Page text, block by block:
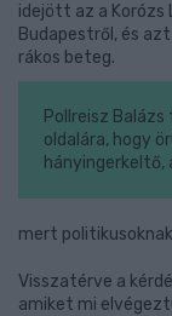
idejött az a Korózs
Budapestről, és
rákos beteg.
Pollreisz
oldalára, hogy
hányingerkeltő,
mert
Visszatérve a
amiket mi